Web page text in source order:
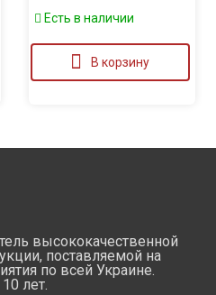
Есть в наличии
В корзину
высококачественной
поставляемой на
по всей Украине.
лет.